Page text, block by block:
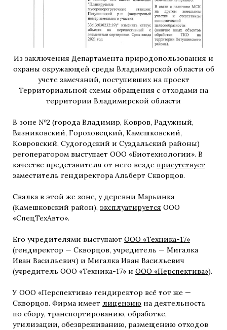
Из заключения Департамента природопользования и
охраны окружающей среды Владимирской области об
учете замечаний, поступивших на проект
Территориальной схемы обращения с отходами на
территории Владимирской области
В зоне №2 (города Владимир, Ковров, Радужный,
Вязниковский, Гороховецкий, Камешковский,
Ковровский, Судогодский и Суздальский районы)
регоператором выступает ООО «Биотехнологии». В
качестве представителя от него везде присутствует
заместитель гендиректора Альберт Скворцов.
Свалка в этой же зоне, у деревни Марьинка
(Камешковский район), эксплуатируется ООО
«СпецТехАвто».
Его учредителями выступают ООО «Техника-17»
(гендиректор — Скворцов, учредитель — Мигалка
Иван Васильевич) и Мигалка Иван Васильевич
(учредитель ООО «Техника-17» и ООО «Перспектива»).
У ООО «Перспектива» гендиректор всё тот же —
Скворцов. Фирма имеет лицензию на деятельность
по сбору, транспортированию, обработке,
утилизации, обезвреживанию, размещению отходов